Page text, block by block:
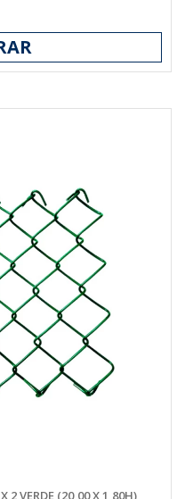
2 VERDE (20,00 X 1,80H)